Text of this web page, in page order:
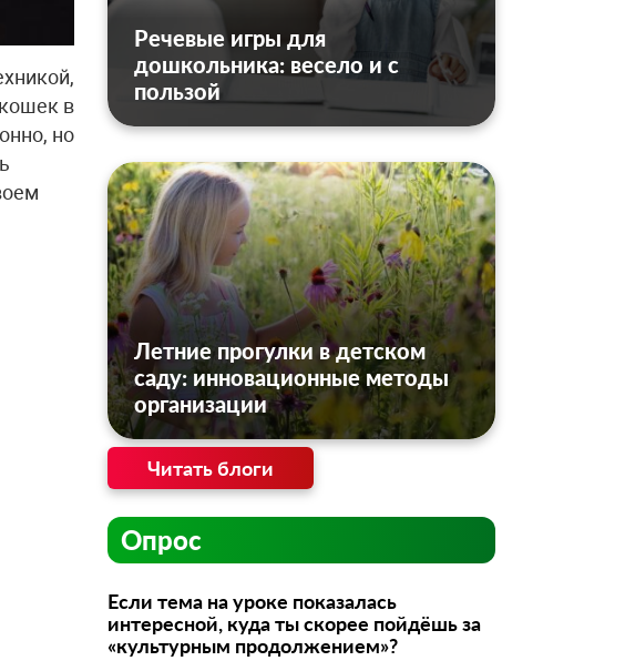
в
но
Речевые игры для
дошкольника: весело и с
пользой
Летние прогулки в детском
саду: инновационные методы
организации
Читать блоги
Опрос
Если тема на уроке показалась
интересной, куда ты скорее пойдёшь за
«культурным продолжением»?